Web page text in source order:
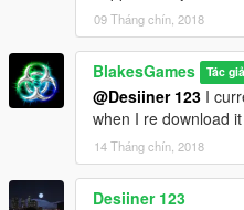
09 Tháng chín, 2018
BlakesGames Tác giả
@Desiiner 123 I
when I re download
14 Tháng chín, 2018
Desiiner 123